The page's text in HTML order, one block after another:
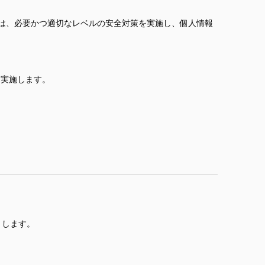
必要かつ適切なレベルの安全対策を実施し、個人情報
施します。
ます。